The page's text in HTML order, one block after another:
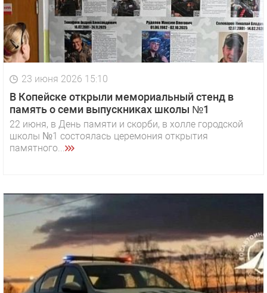
23 июня 2026 15:10
В Копейске открыли мемориальный стенд в
память о семи выпускниках школы №1
22 июня, в День памяти и скорби, в холле городской
школы №1 состоялась церемония открытия
памятного...